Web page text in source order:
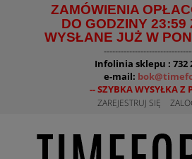
ZAMÓWIENIA
DO GODZINY 23:59
WYSŁANE JUŻ W
Infolinia sklepu : 732
e-mail:
-- SZYBKA WYSYŁKA Z
ZAREJESTRUJ SIĘ